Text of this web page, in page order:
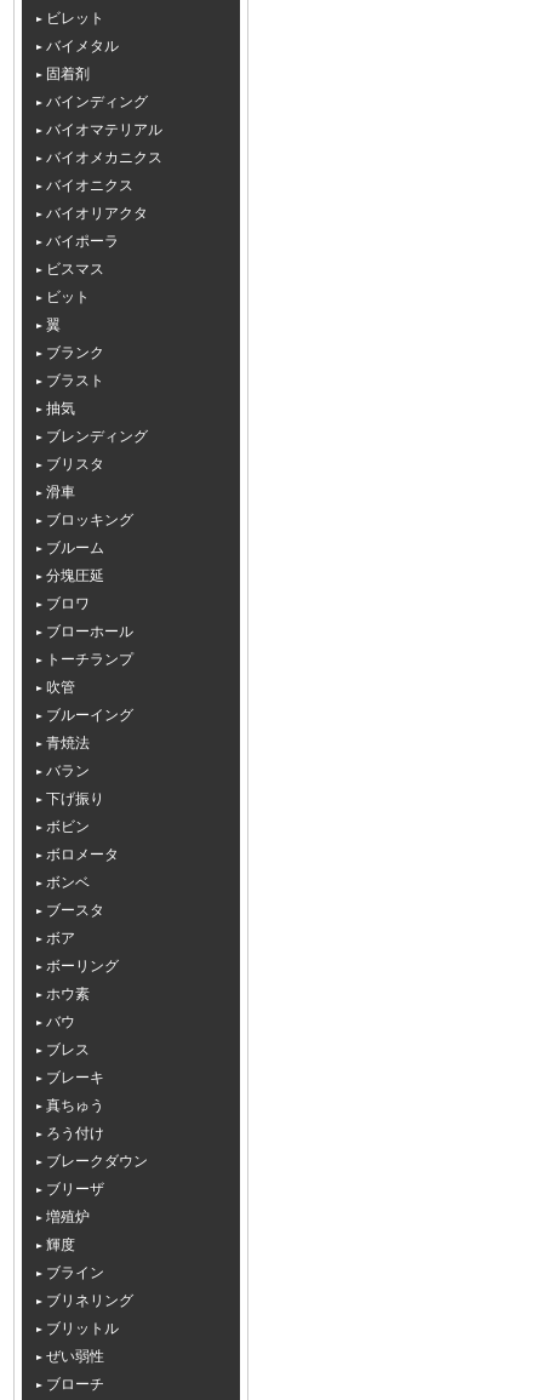
ビレット
バイメタル
固着剤
バインディング
バイオマテリアル
バイオメカニクス
バイオニクス
バイオリアクタ
バイポーラ
ビスマス
ビット
翼
ブランク
ブラスト
抽気
ブレンディング
ブリスタ
滑車
ブロッキング
ブルーム
分塊圧延
ブロワ
ブローホール
トーチランプ
吹管
ブルーイング
青焼法
バラン
下げ振り
ボビン
ボロメータ
ボンベ
ブースタ
ボア
ボーリング
ホウ素
バウ
ブレス
ブレーキ
真ちゅう
ろう付け
ブレークダウン
ブリーザ
増殖炉
輝度
ブライン
ブリネリング
ブリットル
ぜい弱性
ブローチ